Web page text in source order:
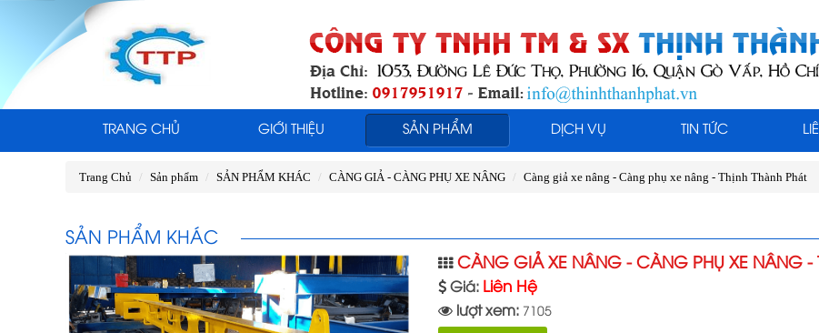
TRANG CHỦ GIỚI THIỆU SẢN PHẨM DỊCH VỤ TIN TỨC
Trang Chủ Sản phẩm SẢN PHẨM KHÁC CÀNG GIẢ - CÀNG PHỤ XE NÂNG Càng giả xe nâng - Càng phụ xe nâng - Thịnh Thành Phát
SẢN PHẨM KHÁC
CÀNG GIẢ XE NÂNG - CÀNG PHỤ XE NÂNG -
Giá: Liên Hệ
lượt xem: 7105